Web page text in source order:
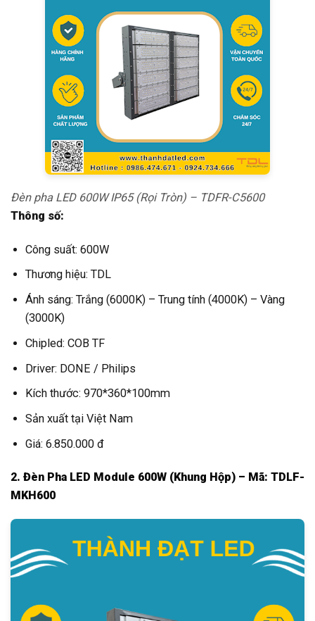
Đèn pha LED 600W IP65 (Rọi Tròn) – TDFR-C5600
Thông số:
Công suất: 600W
Thương hiệu: TDL
Ánh sáng: Trắng (6000K) – Trung tính (4000K) – Vàng
(3000K)
Chipled: COB TF
Driver: DONE / Philips
Kích thước: 970*360*100mm
Sản xuất tại Việt Nam
Giá: 6.850.000 đ
2. Đèn Pha LED Module 600W (Khung Hộp) – Mã: TDLF-
MKH600